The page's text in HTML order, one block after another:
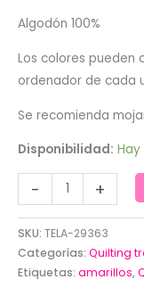
Algodón 100%
Los colores pueden
ordenador de cada
Se recomienda
Disponibilidad:
-
con
estrellitas.Quilting
treasures
cantidad
+
SKU: TELA-29363
Categorías: Quilting
Etiquetas: amarillos,